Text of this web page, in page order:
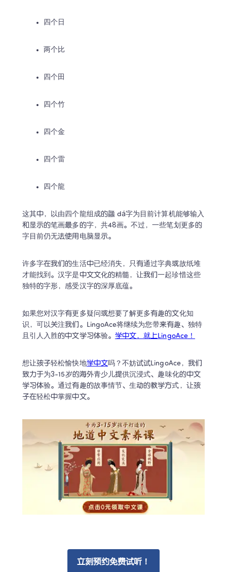
四个日
两个比
四个田
四个竹
四个金
四个雷
四个龍
这其中，以由四个龍组成的龘 dá字为目前计算机能够输入
和显示的笔画最多的字，共48画。不过，一些笔划更多的
字目前仍无法使用电脑显示。
许多字在我们的生活中已经消失，只有通过字典或故纸堆
才能找到。汉字是中文文化的精髓，让我们一起珍惜这些
独特的字形，感受汉字的深厚底蕴。
如果您对汉字有更多疑问或想要了解更多有趣的文化知
识，可以关注我们。LingoAce将继续为您带来有趣、独特
且引人入胜的中文学习体验。 学中文，就上LingoAce！
想让孩子轻松愉快地学中文吗？不妨试试LingoAce，我们
致力于为3-15岁的海外青少儿提供沉浸式、趣味化的中文
学习体验。通过有趣的故事情节、生动的教学方式，让孩
子在轻松中掌握中文。
立刻预约免费试听！